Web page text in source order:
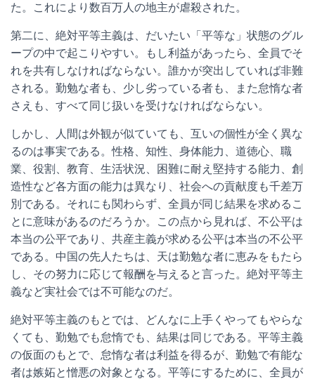
た。これにより数百万人の地主が虐殺された。
第二に、絶対平等主義は、だいたい「平等な」状態のグル
ープの中で起こりやすい。もし利益があったら、全員でそ
れを共有しなければならない。誰かが突出していれば非難
される。勤勉な者も、少し劣っている者も、また怠惰な者
さえも、すべて同じ扱いを受けなければならない。
しかし、人間は外観が似ていても、互いの個性が全く異な
るのは事実である。性格、知性、身体能力、道徳心、職
業、役割、教育、生活状況、困難に耐え堅持する能力、創
造性など各方面の能力は異なり、社会への貢献度も千差万
別である。それにも関わらず、全員が同じ結果を求めるこ
とに意味があるのだろうか。この点から見れば、不公平は
本当の公平であり、共産主義が求める公平は本当の不公平
である。中国の先人たちは、天は勤勉な者に恵みをもたら
し、その努力に応じて報酬を与えると言った。絶対平等主
義など実社会では不可能なのだ。
絶対平等主義のもとでは、どんなに上手くやってもやらな
くても、勤勉でも怠惰でも、結果は同じである。平等主義
の仮面のもとで、怠惰な者は利益を得るが、勤勉で有能な
者は嫉妬と憎悪の対象となる。平等にするために、全員が